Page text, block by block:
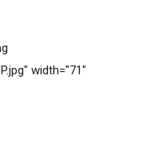
width="71"